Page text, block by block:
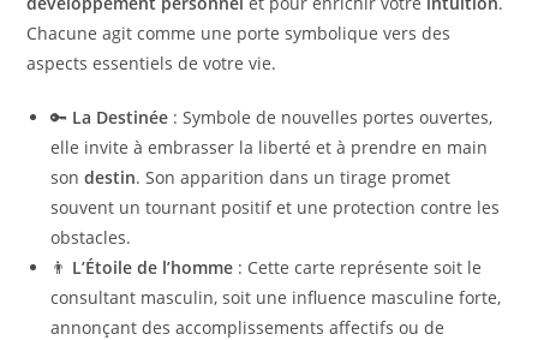
Chacune agit comme une porte symbolique vers des
aspects essentiels de votre vie.
🔑 La Destinée : Symbole de nouvelles portes ouvertes,
elle invite à embrasser la liberté et à prendre en main
sondestin. Son apparition dans un tirage promet
souvent un tournant positif et une protection contre les
obstacles.
👨 L’Étoile de l’homme : Cette carte représente soit le
consultant masculin, soit une influence masculine forte,
annonçant des accomplissements affectifs ou de